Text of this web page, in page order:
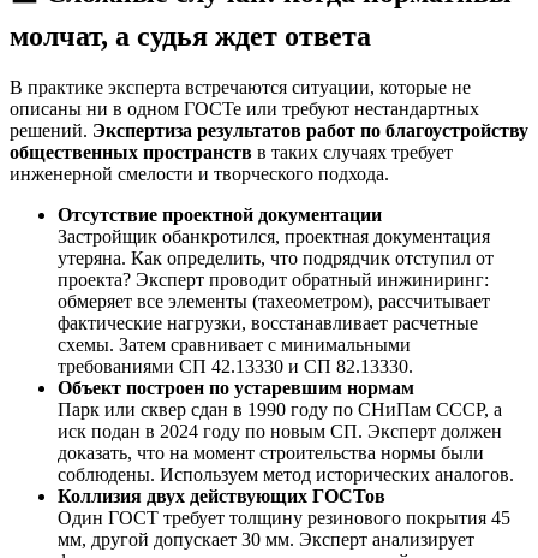
молчат, а судья ждет ответа
В практике эксперта встречаются ситуации, которые не
описаны ни в одном ГОСТе или требуют нестандартных
решений. Экспертиза результатов работ по благоустройству
общественных пространств в таких случаях требует
инженерной смелости и творческого подхода.
Отсутствие проектной документации
Застройщик обанкротился, проектная документация
утеряна. Как определить, что подрядчик отступил от
проекта? Эксперт проводит обратный инжиниринг:
обмеряет все элементы (тахеометром), рассчитывает
фактические нагрузки, восстанавливает расчетные
схемы. Затем сравнивает с минимальными
требованиями СП 42.13330 и СП 82.13330.
Объект построен по устаревшим нормам
Парк или сквер сдан в 1990 году по СНиПам СССР, а
иск подан в 2024 году по новым СП. Эксперт должен
доказать, что на момент строительства нормы были
соблюдены. Используем метод исторических аналогов.
Коллизия двух действующих ГОСТов
Один ГОСТ требует толщину резинового покрытия 45
мм, другой допускает 30 мм. Эксперт анализирует